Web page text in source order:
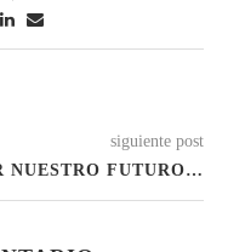
siguiente post
NUESTRO FUTURO…